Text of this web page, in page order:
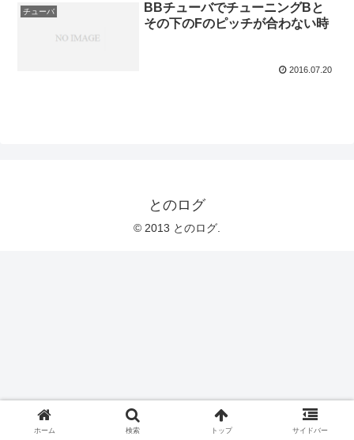
チューバ
BBチューバでチューニングBと
その下のFのピッチが合わない時
2016.07.20
とのログ
© 2013 とのログ.
ホーム 検索 トップ サイドバー